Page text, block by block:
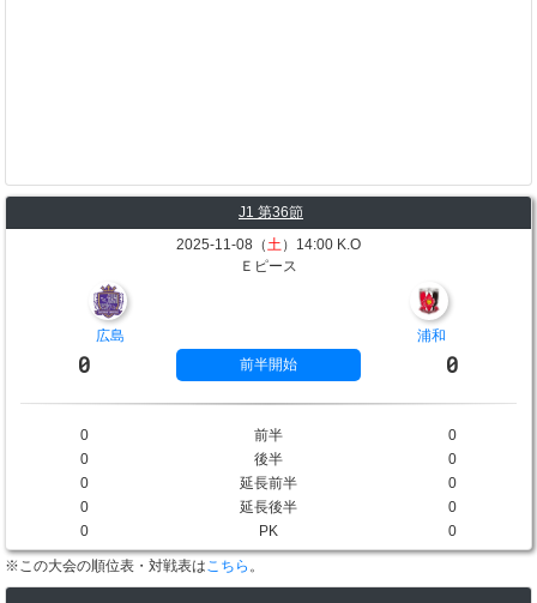
J1 第36節
2025-11-08（土）14:00 K.O
Ｅピース
広島 浦和
0 前半開始 0
0 前半
0
0
後半
0
0
延長前半
0
0
延長後半
0
0
PK 0
※この大会の順位表・対戦表はこちら 。